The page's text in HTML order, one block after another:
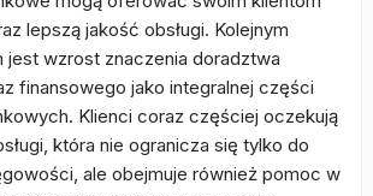
lepszą jakość obsługi. Kolejnym
jest wzrost znaczenia doradztwa
finansowego jako integralnej części
Klienci coraz częściej oczekują
która nie ogranicza się tylko do
ale obejmuje również pomoc w